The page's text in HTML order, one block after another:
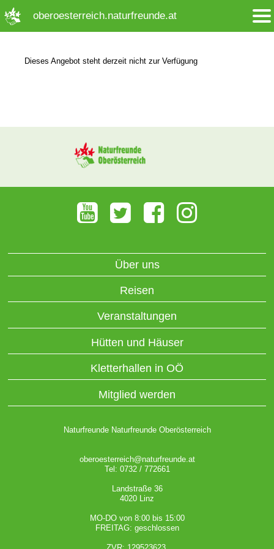
oberoesterreich.naturfreunde.at
Dieses Angebot steht derzeit nicht zur Verfügung
Über uns
Reisen
Veranstaltungen
Hütten und Häuser
Kletterhallen in OÖ
Mitglied werden
Naturfreunde Naturfreunde Oberösterreich
oberoesterreich@naturfreunde.at
Tel: 0732 / 772661
Landstraße 36
4020 Linz
MO-DO von 8:00 bis 15:00
FREITAG: geschlossen